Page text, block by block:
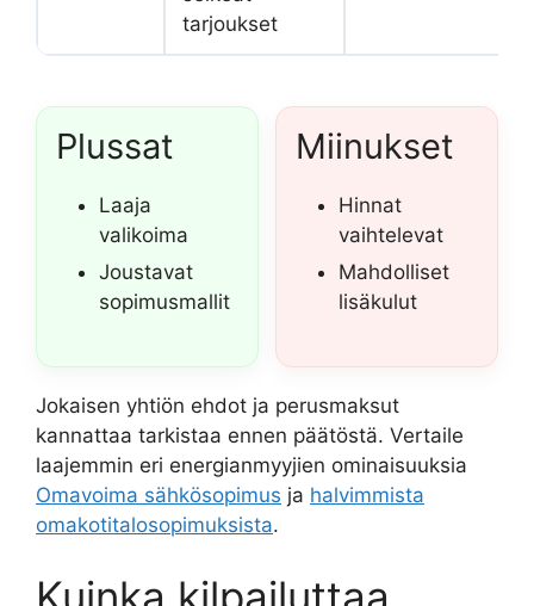
tarjoukset
Plussat
Laaja
valikoima
Joustavat
sopimusmallit
Miinukset
Hinnat
vaihtelevat
Mahdolliset
lisäkulut
Jokaisen yhtiön ehdot ja perusmaksut
kannattaa tarkistaa ennen päätöstä. Vertaile
laajemmin eri energianmyyjien ominaisuuksia
Omavoima sähkösopimus ja halvimmista
omakotitalosopimuksista.
Kuinka kilpailuttaa